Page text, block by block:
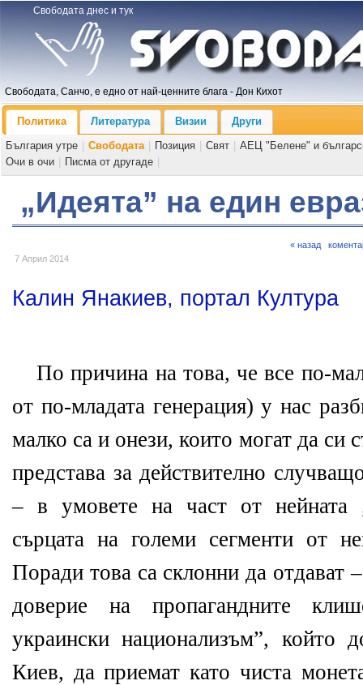
Свободата днес и тук
Свободата, Санчо, е едно от най-ценните блага - Дон Кихот
Политика Литература Визии
Други
България утре
Свободата Позиция Свят
АЕЦ "Белене" и
Очи в очи
Писма от другаде
„Идеята” на един
7 Април 2014
« назад
Калин Янакиев, портал Култура
По причина на това, че все по-
от по-младата генерация) у нас
малко са и онези, които могат да си
представа за действително
– в умовете на част от нейната
сърцата на големи сегменти от
Поради това са склонни да отдават
доверие на пропагандните
украински национализъм”, който
Киев, да приемат като чиста